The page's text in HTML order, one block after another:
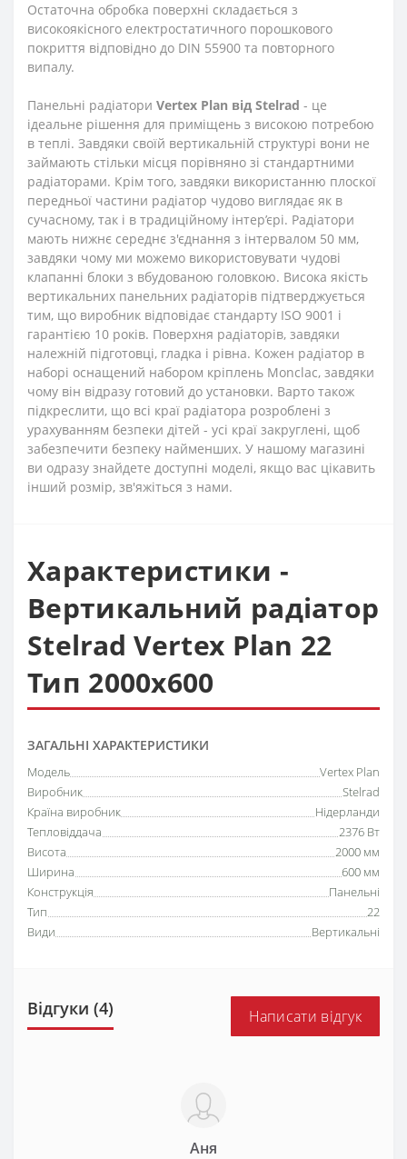
Остаточна обробка поверхні складається з
високоякісного електростатичного порошкового
покриття відповідно до DIN 55900 та повторного
випалу.
Панельні радіатори Vertex Plan від Stelrad - це
ідеальне рішення для приміщень з високою потребою
в теплі. Завдяки своїй вертикальній структурі вони не
займають стільки місця порівняно зі стандартними
радіаторами. Крім того, завдяки використанню плоскої
передньої частини радіатор чудово виглядає як в
сучасному, так і в традиційному інтер’єрі. Радіатори
мають нижнє середнє з'єднання з інтервалом 50 мм,
завдяки чому ми можемо використовувати чудові
клапанні блоки з вбудованою головкою. Висока якість
вертикальних панельних радіаторів підтверджується
тим, що виробник відповідає стандарту ISO 9001 і
гарантією 10 років. Поверхня радіаторів, завдяки
належній підготовці, гладка і рівна. Кожен радіатор в
наборі оснащений набором кріплень Monclac, завдяки
чому він відразу готовий до установки. Варто також
підкреслити, що всі краї радіатора розроблені з
урахуванням безпеки дітей - усі краї закруглені, щоб
забезпечити безпеку найменших. У нашому магазині
ви одразу знайдете доступні моделі, якщо вас цікавить
інший розмір, зв'яжіться з нами.
Характеристики -
Вертикальний радіатор
Stelrad Vertex Plan 22
Тип 2000х600
ЗАГАЛЬНІ ХАРАКТЕРИСТИКИ
Модель
Vertex Plan
Виробник
Stelrad
Країна виробник
Нідерланди
Тепловіддача
2376 Вт
Висота
2000 мм
Ширина
600 мм
Конструкція
Панельні
Тип
22
Види
Вертикальні
Відгуки (4) Написати відгук
Аня